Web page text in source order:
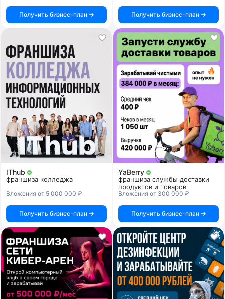
Получить бизнес-план Получить бизнес-план
IThub
франшиза колледжа
Вложения от 5 000 000 ₽
Получить бизнес-план
YaBerry
франшиза службы доставки
продуктов и товаров
Вложения от 300 000 ₽
Получить бизнес-план